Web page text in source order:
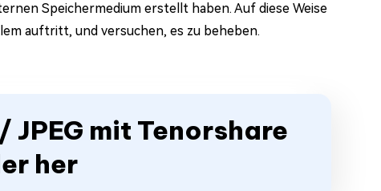
Speichermedium erstellt haben. Auf diese Weise
auftritt, und versuchen, es zu beheben.
JPEG mit Tenorshare
her